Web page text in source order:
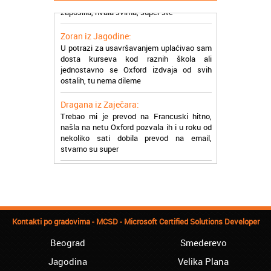
Zoran iz Jagodine:
dosta kurseva kod raznih škola ali
jednostavno se Oxford izdvaja od svih
ostalih, tu nema dileme
Dragana iz Zaječara:
našla na netu Oxford pozvala ih i u roku od
nekoliko sati dobila prevod na email,
stvarno su super
Petar iz Paraćina:
Završio kurs za automehaničara, zaposlio
Natasa iz Kraljeva:
Najbolji knjigovodstveni program! Sa
knjigovodstva. Sve pohvale!
Kontakti po gradovima - MCSD - Microsoft Certified Solutions Developer
Beograd
Jagodina
Smederevo
Velika Plana